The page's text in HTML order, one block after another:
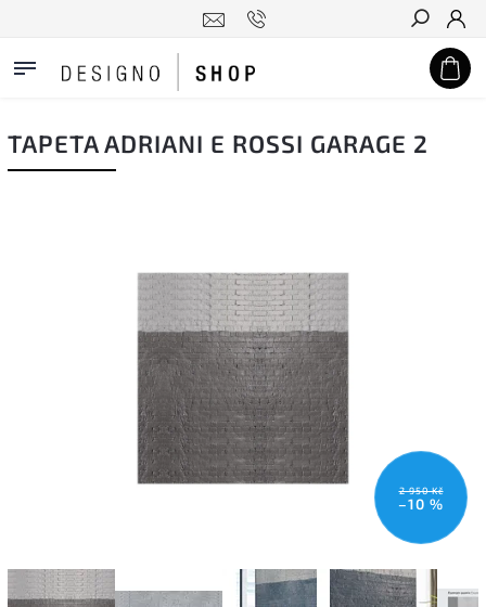
Hledat
TAPETA ADRIANI E ROSSI GARAGE 2
2 950 Kč
–10 %